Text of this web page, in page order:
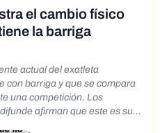
el cambio físico
la barriga
actual del exatleta
con barriga y que se compara
una competición. Los
afirman que este es su